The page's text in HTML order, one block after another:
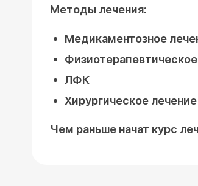
Методы лечения:
Медикаментозное
ЛФК
Хирургическое лечение
Чем раньше начат курс